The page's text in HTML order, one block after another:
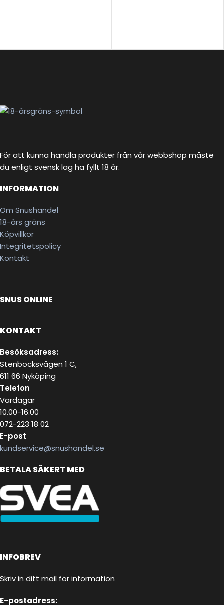
För att kunna handla produkter från vår webbshop måste
du enligt svensk lag ha fyllt 18 år.
INFORMATION
Om Snushandel
18-års gräns
Köpvillkor
Integritetspolicy
Kontakt
SNUS ONLINE
KONTAKT
Besöksadress:
Stenbocksvägen 1 C,
611 66 Nyköping
Telefon
Vardagar
10.00-16.00
072-223 18 02
E-post
kundservice@snushandel.se
BETALA SÄKERT MED
INFOBREV
Skriv in ditt mail för information
E-postadress: